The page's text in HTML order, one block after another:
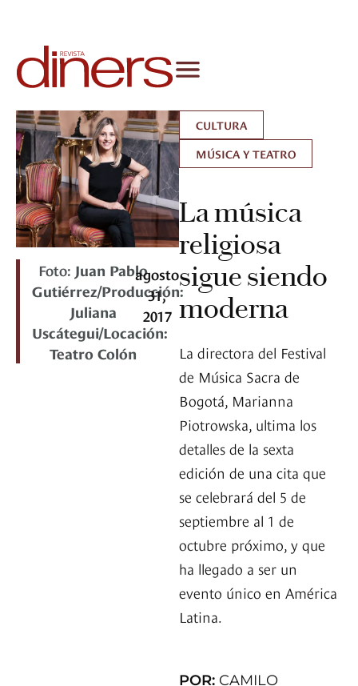
Foto: Juan Pablo
Gutiérrez/Producción:
Juliana
Uscátegui/Locación:
Teatro Colón
agosto
31,
2017
CULTURA
MÚSICA Y TEATRO
La música
religiosa
sigue siendo
moderna
La directora del Festival
de Música Sacra de
Bogotá, Marianna
Piotrowska, ultima los
detalles de la sexta
edición de una cita que
se celebrará del 5 de
septiembre al 1 de
octubre próximo, y que
ha llegado a ser un
evento único en América
Latina.
POR: CAMILO